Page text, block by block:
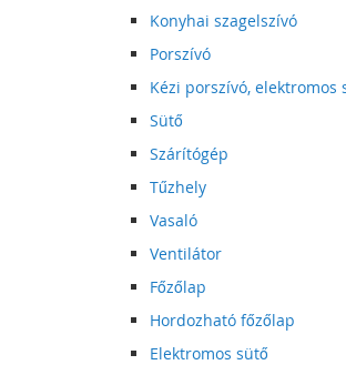
Konyhai szagelszívó
Porszívó
Kézi porszívó, elektromos
Sütő
Szárítógép
Tűzhely
Vasaló
Ventilátor
Főzőlap
Hordozható főzőlap
Elektromos sütő